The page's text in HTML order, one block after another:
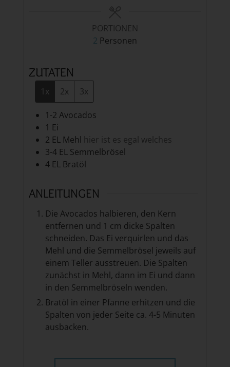
PORTIONEN
2 Personen
ZUTATEN
1x 2x 3x
1-2 Avocados
1 Ei
2 EL Mehl hier ist es egal welches
3-4 EL Semmelbrösel
4 EL Bratöl
ANLEITUNGEN
Die Avocados halbieren, den Kern
entfernen und 1 cm dicke Spalten
schneiden. Das Ei verquirlen und das
Mehl und die Semmelbrösel jeweils auf
einem Teller ausstreuen. Die Spalten
zunächst in Mehl, dann im Ei und dann
in den Semmelbröseln wenden.
Bratöl in einer Pfanne erhitzen und die
Spalten von jeder Seite ca. 4-5 Minuten
ausbacken.